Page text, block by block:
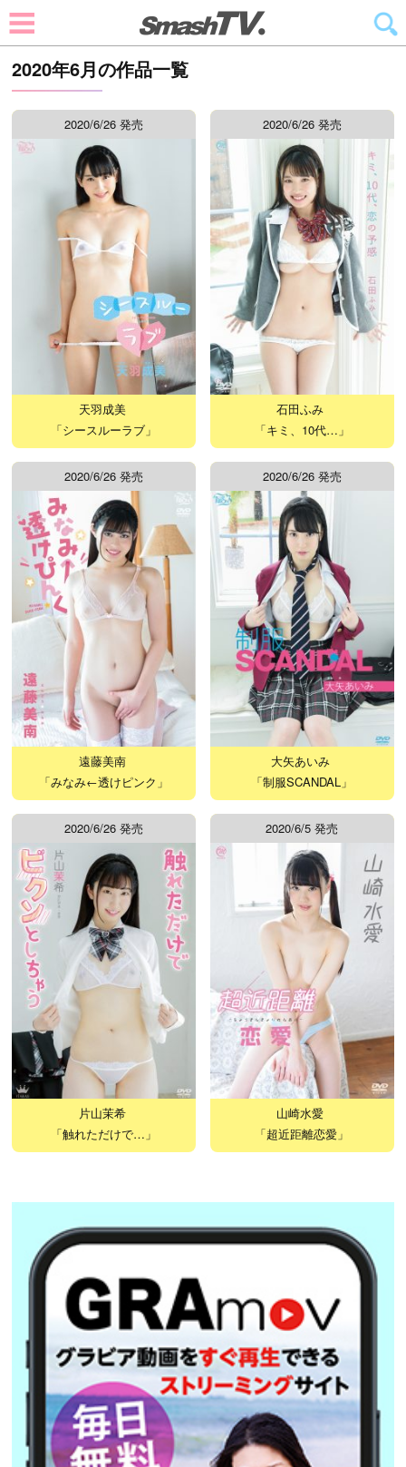
2020年6月の作品一覧
2020/6/26 発売
天羽成美
「シースルーラブ」
2020/6/26 発売
石田ふみ
「キミ、10代…」
2020/6/26 発売
遠藤美南
「みなみ←透けピンク」
2020/6/26 発売
大矢あいみ
「制服SCANDAL」
2020/6/26 発売
片山茉希
「触れただけで…」
2020/6/5 発売
山崎水愛
「超近距離恋愛」